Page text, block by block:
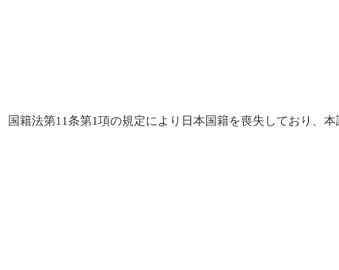
籍法第11条第1項の規定により日本国籍を喪失しており、本